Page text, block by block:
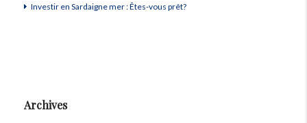
Investir en Sardaigne mer : Êtes-vous prêt?
Archives